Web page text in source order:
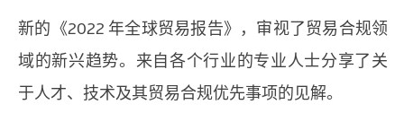
新的《2022 年全球贸易报告》，审视了贸易合规领
域的新兴趋势。来自各个行业的专业人士分享了关
于人才、技术及其贸易合规优先事项的见解。